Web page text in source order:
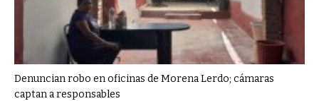
Denuncian robo en oficinas de Morena Lerdo; cámaras
captan a responsables